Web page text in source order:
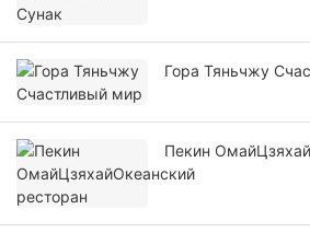
Гора Тяньчжу
Пекин